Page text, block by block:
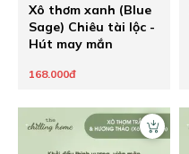
Xô thơm xanh (Blue
Sage) Chiêu tài lộc -
Hút may mắn
168.000đ